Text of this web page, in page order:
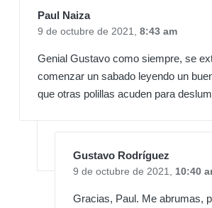
Paul Naiza
9 de octubre de 2021, 8:43 am
Genial Gustavo como siempre, se
comenzar un sabado leyendo un
que otras polillas acuden para
Gustavo Rodríguez
9 de octubre de 2021, 10:40
Gracias, Paul. Me abrumas,